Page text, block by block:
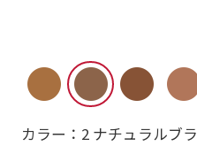
カラー：2 ナチュラルブ